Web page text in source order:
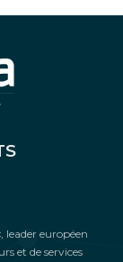
, leader européen
et de services